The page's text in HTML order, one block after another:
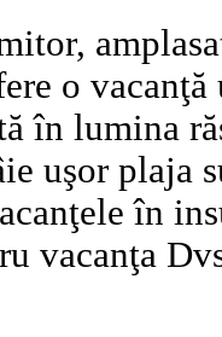
o
în lumina
uşor plaja
în
vacanţa